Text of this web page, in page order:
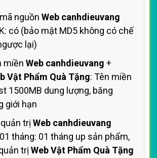
nguồn Web canhdieuvang
có (bảo mật MD5 không có chế
lại)
miền Web canhdieuvang +
Vật Phẩm Quà Tặng: Tên miền
1500MB dung lượng, băng
giới hạn
trị Web canhdieuvang
tháng: 01 tháng up sản phẩm,
trị Web Vật Phẩm Quà Tặng